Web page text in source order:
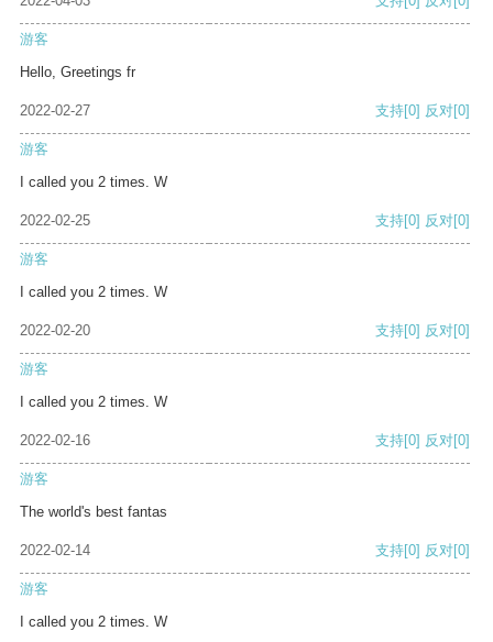
游客
Hello, Greetings fr
2022-02-27 支持[0] 反对[0]
游客
I called you 2 times. W
2022-02-25 支持[0] 反对[0]
游客
I called you 2 times. W
2022-02-20 支持[0] 反对[0]
游客
I called you 2 times. W
2022-02-16 支持[0] 反对[0]
游客
The world's best fantas
2022-02-14 支持[0] 反对[0]
游客
I called you 2 times. W